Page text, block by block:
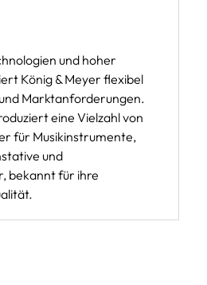
und hoher
König & Meyer flexibel
Marktanforderungen.
eine Vielzahl von
für Musikinstrumente,
und
bekannt für ihre